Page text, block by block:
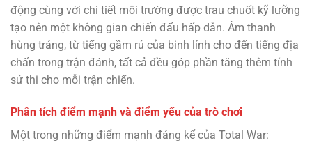
động cùng với chi tiết môi trường được trau chuốt kỹ lưỡng
tạo nên một không gian chiến đấu hấp dẫn. Âm thanh
hùng tráng, từ tiếng gầm rú của binh lính cho đến tiếng địa
chấn trong trận đánh, tất cả đều góp phần tăng thêm tính
sử thi cho mỗi trận chiến.
Phân tích điểm mạnh và điểm yếu của trò chơi
Một trong những điểm mạnh đáng kể của Total War: